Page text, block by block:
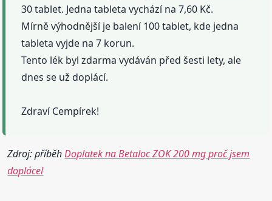
30 tablet. Jedna tableta vychází na 7,60 Kč.
Mírně výhodnější je balení 100 tablet, kde jedna
tableta vyjde na 7 korun.
Tento lék byl zdarma vydáván před šesti lety, ale
dnes se už doplácí.
Zdraví Cempírek!
Zdroj: příběhDoplatek na Betaloc ZOK 200 mg proč jsem
doplácel